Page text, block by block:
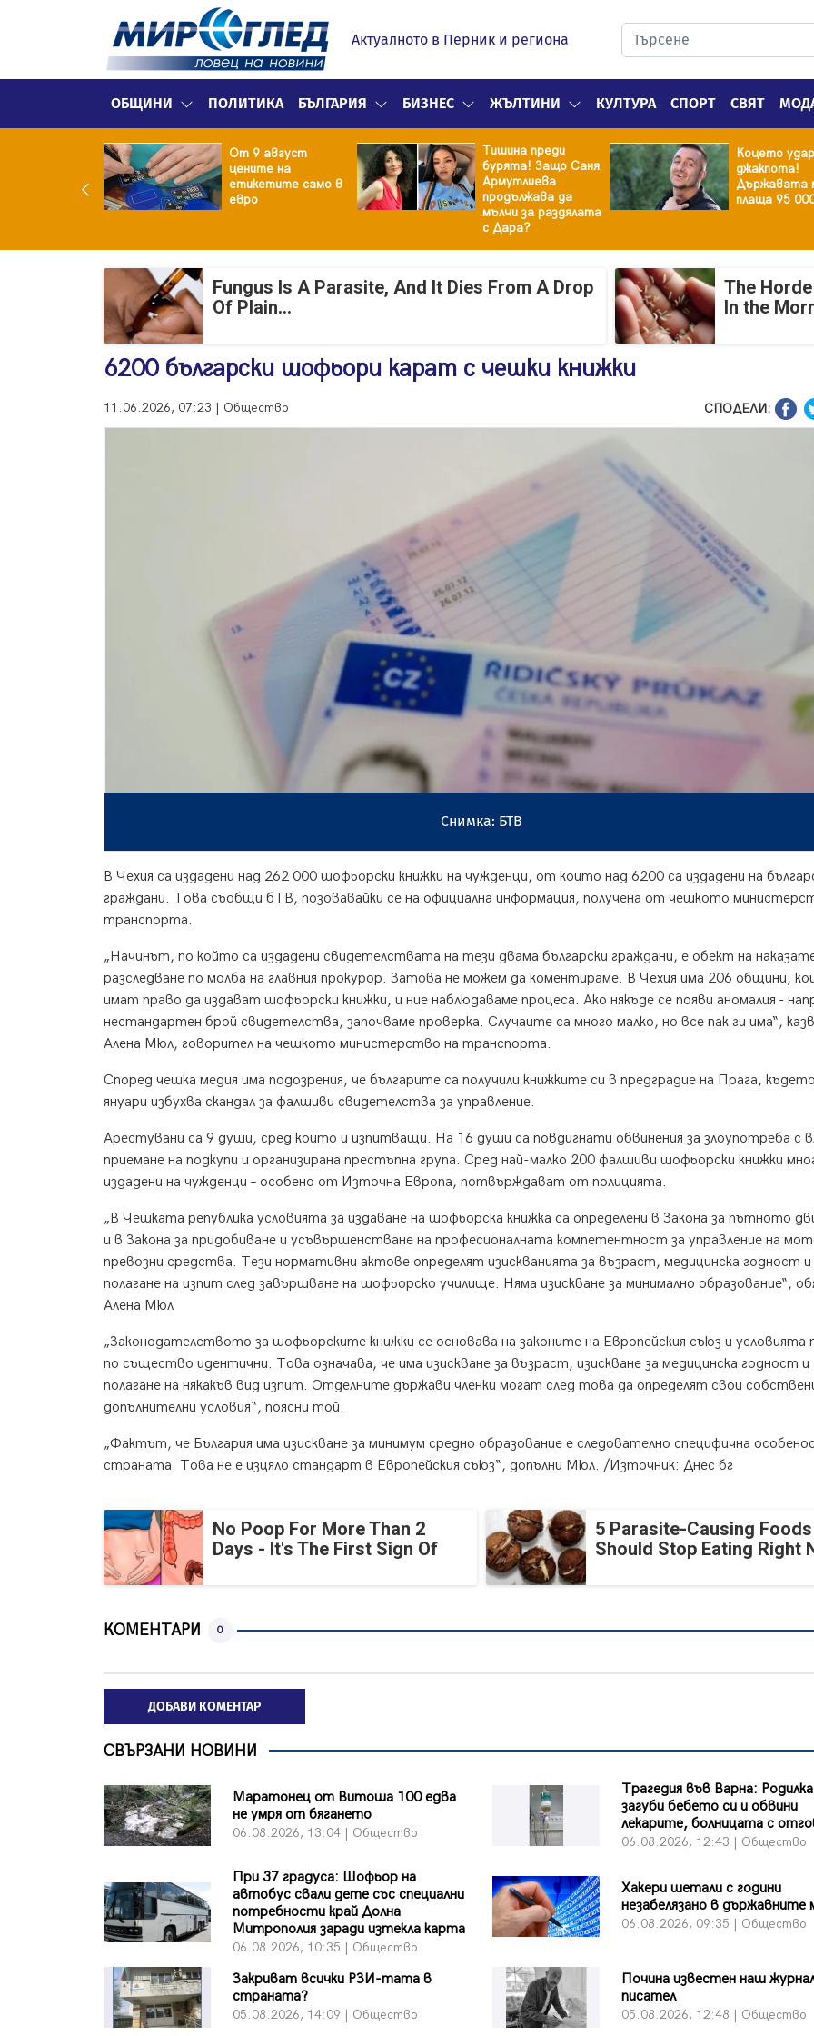
Актуалното в Перник и региона
ОБЩИНИ ПОЛИТИКА БЪЛГАРИЯ БИЗНЕС ЖЪЛТИНИ КУЛТУРА СПОРТ СВЯТ
От 9 август
цените на
етикетите само в
евро
Тишина преди
бурята! Защо Саня
Армутлиева
продължава да
мълчи за раздялата
с Дара?
Коцето
джакпота!
Държавата
плаща 95
Fungus Is A Parasite, And It Dies From A Drop
Of Plain...
The
In the
6200 български шофьори карат с чешки книжки
11.06.2026, 07:23 | Общество СПОДЕЛИ:
Снимка: БТВ
В Чехия са издадени над 262 000 шофьорски книжки на чужденци, от които над 6200 са издадени на
граждани. Това съобщи бТВ, позовавайки се на официална информация, получена от чешкото
транспорта.
„Начинът, по който са издадени свидетелствата на тези двама български граждани, е обект на
разследване по молба на главния прокурор. Затова не можем да коментираме. В Чехия има 206 общини,
имат право да издават шофьорски книжки, и ние наблюдаваме процеса. Ако някъде се появи аномалия -
нестандартен брой свидетелства, започваме проверка. Случаите са много малко, но все пак ги има“,
Алена Мюл, говорител на чешкото министерство на транспорта.
Според чешка медия има подозрения, че българите са получили книжките си в предградие на Прага,
януари избухва скандал за фалшиви свидетелства за управление.
Арестувани са 9 души, сред които и изпитващи. На 16 души са повдигнати обвинения за злоупотреба с
приемане на подкупи и организирана престъпна група. Сред най-малко 200 фалшиви шофьорски книжки
издадени на чужденци – особено от Източна Европа, потвърждават от полицията.
„В Чешката република условията за издаване на шофьорска книжка са определени в Закона за пътното
и в Закона за придобиване и усъвършенстване на професионалната компетентност за управление на
превозни средства. Тези нормативни актове определят изискванията за възраст, медицинска годност и
полагане на изпит след завършване на шофьорско училище. Няма изискване за минимално образование“,
Алена Мюл
„Законодателството за шофьорските книжки се основава на законите на Европейския съюз и условията
по същество идентични. Това означава, че има изискване за възраст, изискване за медицинска годност и
полагане на някакъв вид изпит. Отделните държави членки могат след това да определят свои
допълнителни условия“, поясни той.
„Фактът, че България има изискване за минимум средно образование е следователно специфична
страната. Това не е изцяло стандарт в Европейския съюз“, допълни Мюл. /Източник: Днес бг
No Poop For More Than 2
Days - It's The First Sign Of
5 Parasite-Causing
Should Stop Eating Right
КОМЕНТАРИ 0
ДОБАВИ КОМЕНТАР
СВЪРЗАНИ НОВИНИ
Маратонец от Витоша 100 едва
не умря от бягането
06.08.2026, 13:04 | Общество
Трагедия във Варна: Родилка
загуби бебето си и обвини
лекарите, болницата с
06.08.2026, 12:43 | Общество
При 37 градуса: Шофьор на
автобус свали дете със специални
потребности край Долна
Митрополия заради изтекла карта
06.08.2026, 10:35 | Общество
Хакери шетали с години
незабелязано в държавните
06.08.2026, 09:35 | Общество
Закриват всички РЗИ-тата в
страната?
05.08.2026, 14:09 | Общество
Почина известен наш
писател
05.08.2026, 12:48 | Общество